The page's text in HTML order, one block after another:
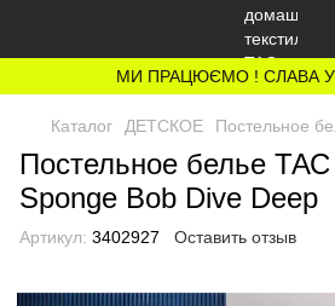
МИ ПРАЦЮЄМО ! СЛАВА
Каталог ДЕТСКОЕ Постельное
Постельное белье
Sponge Bob Dive Deep
Артикул: 3402927 Оставить отзыв